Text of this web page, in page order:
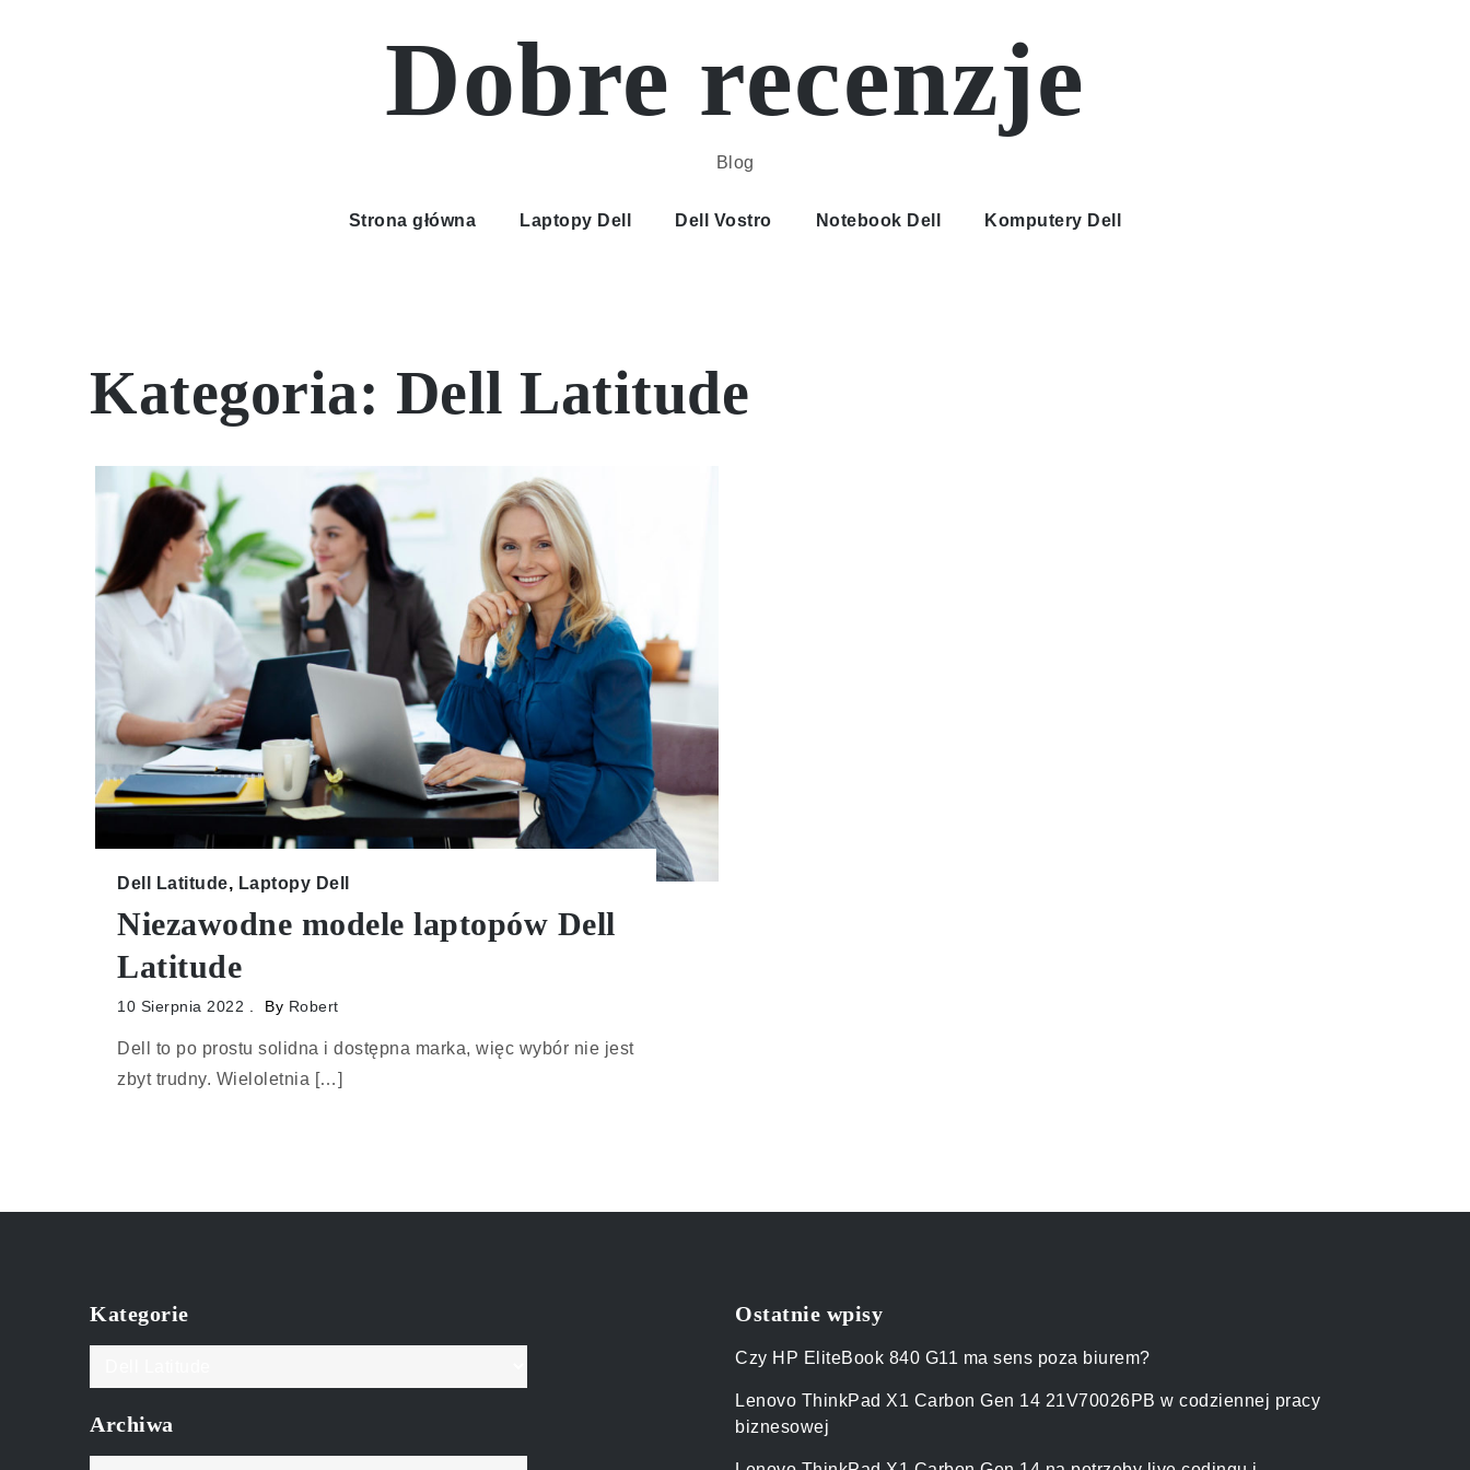
Dobre recenzje
Blog
Strona główna Laptopy Dell Dell Vostro Notebook Dell Komputery Dell
Kategoria: Dell Latitude
Dell Latitude, Laptopy Dell
Niezawodne modele laptopów Dell
Latitude
10 Sierpnia 2022 By Robert
Dell to po prostu solidna i dostępna marka, więc wybór nie jest
zbyt trudny. Wieloletnia […]
Kategorie
Archiwa
Ostatnie wpisy
Czy HP EliteBook 840 G11 ma sens poza biurem?
Lenovo ThinkPad X1 Carbon Gen 14 21V70026PB w codziennej pracy
biznesowej